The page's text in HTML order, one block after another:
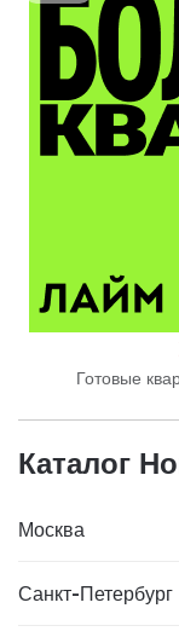
Готовые
Каталог
Москва
Санкт-Петербург